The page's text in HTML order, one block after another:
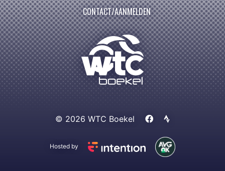
CONTACT/AANMELDEN
© 2026 WTC Boekel
Hosted by